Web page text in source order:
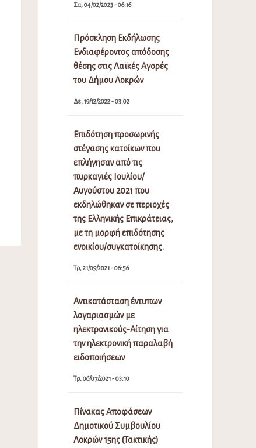
Σα, 04/02/2023 - 06:16
Πρόσκληση Εκδήλωσης
Ενδιαφέροντος απόδοσης
θέσης στις Λαϊκές Αγορές
του Δήμου Λοκρών
Δε, 19/12/2022 - 03:02
Επιδότηση προσωρινής
στέγασης κατοίκων που
επλήγησαν από τις
πυρκαγιές Ιουλίου/
Αυγούστου 2021 που
εκδηλώθηκαν σε περιοχές
της Ελληνικής Επικράτειας,
με τη μορφή επιδότησης
ενοικίου/συγκατοίκησης.
Τρ, 21/09/2021 - 06:56
Αντικατάσταση έντυπων
λογαριασμών με
ηλεκτρονικούς-Αίτηση για
την ηλεκτρονική παραλαβή
ειδοποιήσεων
Τρ, 06/07/2021 - 03:10
Πίνακας Αποφάσεων
Δημοτικού Συμβουλίου
Λοκρών 15ης (Τακτικής)